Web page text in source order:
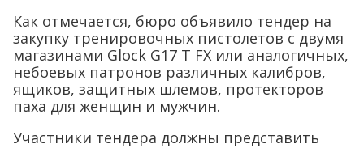
Как отмечается, бюро объявило тендер на
закупку тренировочных пистолетов с двумя
магазинами Glock G17 T FX или аналогичных,
небоевых патронов различных калибров,
ящиков, защитных шлемов, протекторов
паха для женщин и мужчин.
Участники тендера должны представить